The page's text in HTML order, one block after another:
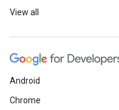
View all
Android
Chrome